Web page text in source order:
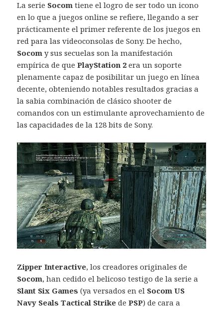
La serie Socom tiene el logro de ser todo un icono
en lo que a juegos online se refiere, llegando a ser
prácticamente el primer referente de los juegos en
red para las videoconsolas de Sony. De hecho,
Socom y sus secuelas son la manifestación
empírica de quePlayStation 2 era un soporte
plenamente capaz de posibilitar un juego en línea
decente, obteniendo notables resultados gracias a
la sabia combinación de clásico shooter de
comandos con un estimulante aprovechamiento de
las capacidades de la 128 bits de Sony.
Zipper Interactive, los creadores originales de
Socom, han cedido el belicoso testigo de la serie a
Slant Six Games(ya versados en el Socom US
Navy Seals Tactical Strike dePSP) de cara a